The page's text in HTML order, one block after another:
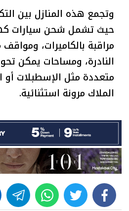
وتجمع هذه المنازل بين
حيث تشمل شحن سيارات
مراقبة بالكاميرات،
النادرة، ومساحات يمكن
متعددة مثل الإسطبلات أو
الملاك مرونة استثنائية.
facebook
twitter
whats